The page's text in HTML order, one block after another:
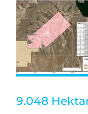
9.048